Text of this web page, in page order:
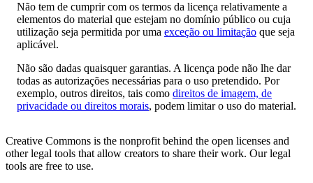
Não tem de cumprir com os termos da licença relativamente a
elementos do material que estejam no domínio público ou cuja
utilização seja permitida por uma exceção ou limitação que seja
aplicável.
Não são dadas quaisquer garantias. A licença pode não lhe dar
todas as autorizações necessárias para o uso pretendido. Por
exemplo, outros direitos, tais como direitos de imagem, de
privacidade ou direitos morais, podem limitar o uso do material.
Creative Commons is the nonprofit behind the open licenses and
other legal tools that allow creators to share their work. Our legal
tools are free to use.